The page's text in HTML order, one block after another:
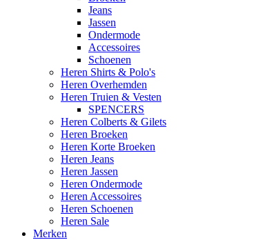
Jeans
Jassen
Ondermode
Accessoires
Schoenen
Heren Shirts & Polo's
Heren Overhemden
Heren Truien & Vesten
SPENCERS
Heren Colberts & Gilets
Heren Broeken
Heren Korte Broeken
Heren Jeans
Heren Jassen
Heren Ondermode
Heren Accessoires
Heren Schoenen
Heren Sale
Merken